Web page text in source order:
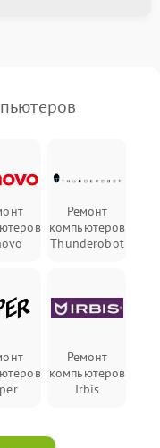
Ремонт
компьютеров
Thunderobot
Ремонт
компьютеров
Irbis